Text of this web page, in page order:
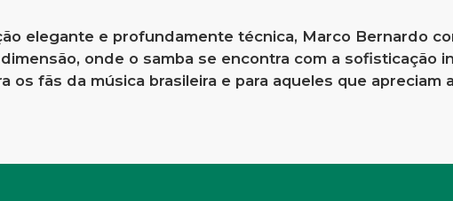
elegante e profundamente técnica, Marco Bernardo
onde o samba se encontra com a sofisticação
os fãs da música brasileira e para aqueles que apreciam